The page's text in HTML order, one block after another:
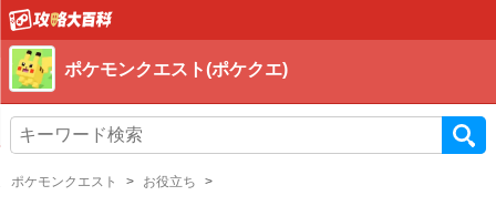
ポケモンクエスト(ポケクエ)
ポケモンクエスト お役立ち